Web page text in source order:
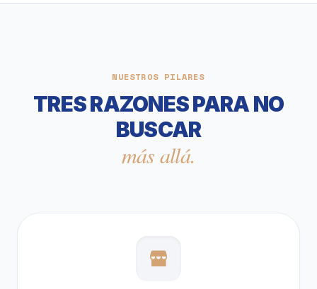
NUESTROS PILARES
TRES RAZONES PARA NO
BUSCAR
más allá.